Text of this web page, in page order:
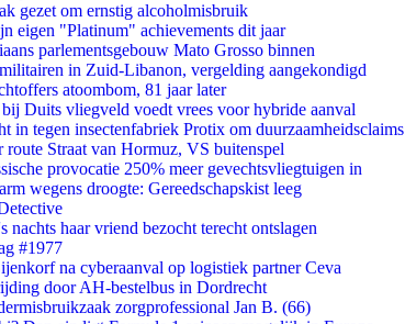
gezet om ernstig alcoholmisbruik
eigen "Platinum" achievements dit jaar
parlementsgebouw Mato Grosso binnen
in Zuid-Libanon, vergelding aangekondigd
atoombom, 81 jaar later
Duits vliegveld voedt vrees voor hybride aanval
in tegen insectenfabriek Protix om duurzaamheidsclaims
route Straat van Hormuz, VS buitenspel
provocatie 250% meer gevechtsvliegtuigen in
wegens droogte: Gereedschapskist leeg
nachts haar vriend bezocht terecht ontslagen
#1977
na cyberaanval op logistiek partner Ceva
door AH-bestelbus in Dordrecht
zorgprofessional Jan B. (66)